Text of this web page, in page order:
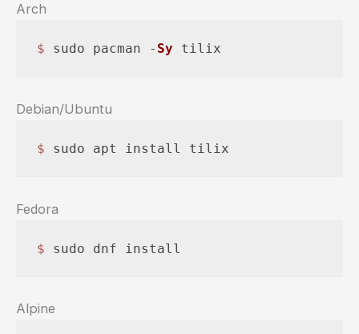
Arch
$ sudo pacman - Sy tilix
Debian/Ubuntu
$ sudo apt install tilix
Fedora
$ sudo dnf install
Alpine